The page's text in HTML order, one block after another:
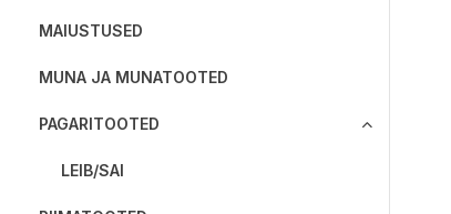
MAIUSTUSED
MUNA JA MUNATOOTED
PAGARITOOTED
LEIB/SAI